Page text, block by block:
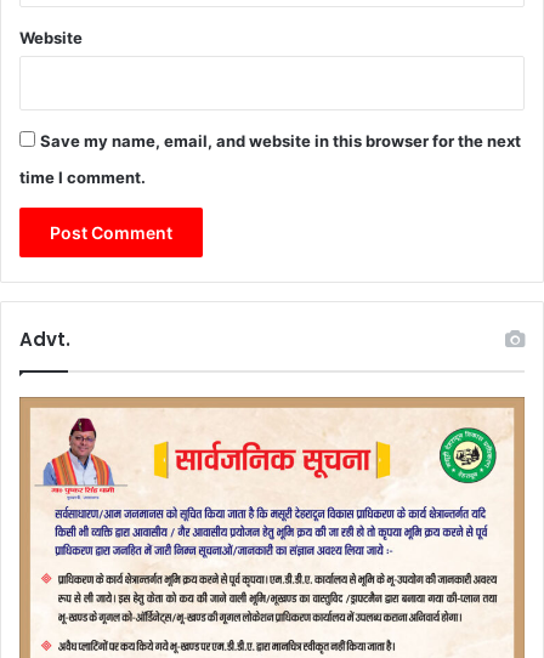
Website
Save my name, email, and website in this browser for the next
time I comment.
Advt.